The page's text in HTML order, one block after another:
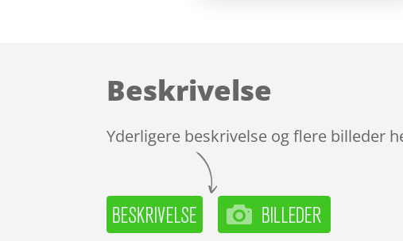
Beskrivelse
Yderligere beskrivelse og flere billeder